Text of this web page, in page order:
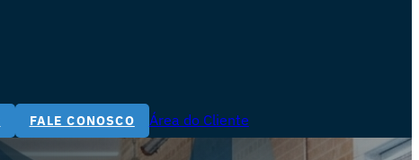
FALE CONOSCO Área do Cliente